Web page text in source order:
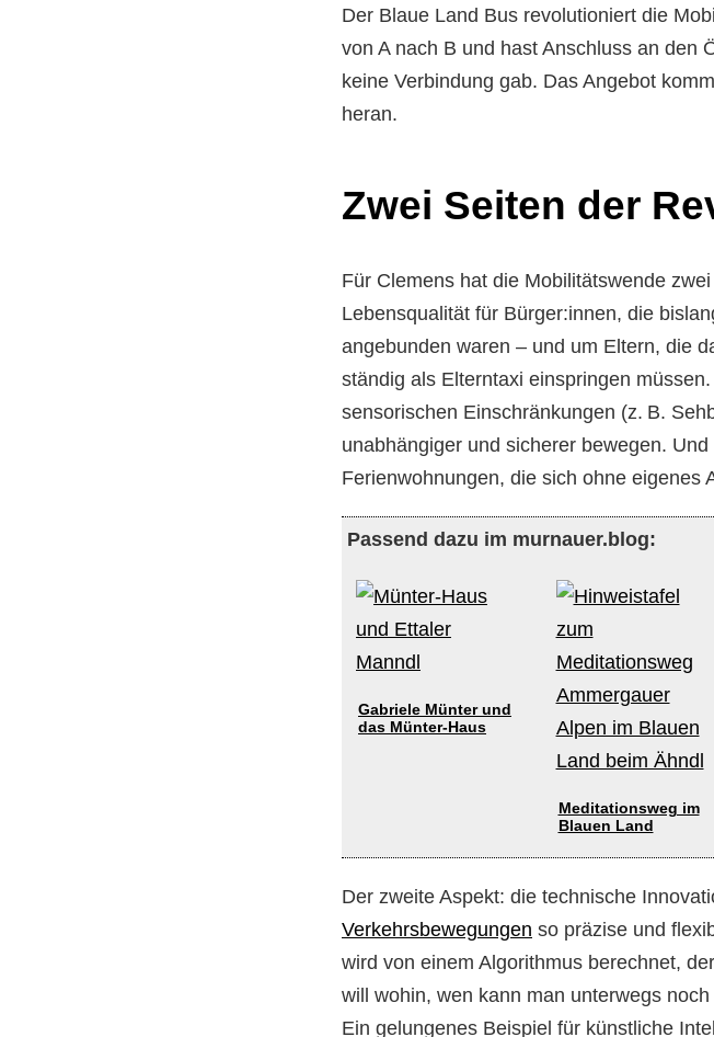
Der Blaue Land Bus revolutioniert die
von A nach B und hast Anschluss an den
keine Verbindung gab. Das Angebot
heran.
Zwei Seiten der
Für Clemens hat die Mobilitätswende
Lebensqualität für Bürger:innen, die
angebunden waren – und um Eltern, die
ständig als Elterntaxi einspringen
sensorischen Einschränkungen (z. B.
unabhängiger und sicherer bewegen.
Ferienwohnungen, die sich ohne eigenes
Passend dazu im murnauer.blog:
Gabriele Münter und
das Münter-Haus
Meditationsweg im
Blauen Land
Der zweite Aspekt: die technische
Verkehrsbewegungen so präzise und
wird von einem Algorithmus berechnet,
will wohin, wen kann man unterwegs
Ein gelungenes Beispiel für künstliche